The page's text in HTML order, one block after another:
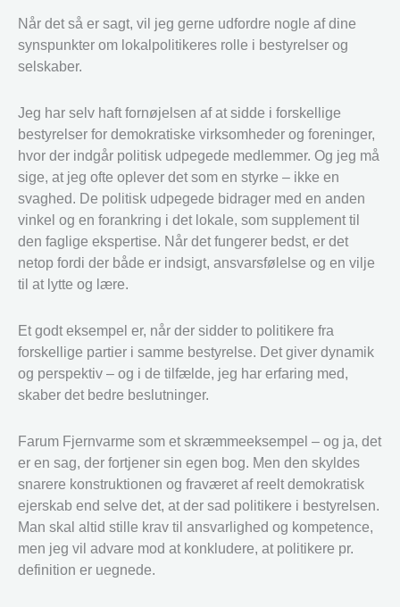
Når det så er sagt, vil jeg gerne udfordre nogle af dine
synspunkter om lokalpolitikeres rolle i bestyrelser og
selskaber.
Jeg har selv haft fornøjelsen af at sidde i forskellige
bestyrelser for demokratiske virksomheder og foreninger,
hvor der indgår politisk udpegede medlemmer. Og jeg må
sige, at jeg ofte oplever det som en styrke – ikke en
svaghed. De politisk udpegede bidrager med en anden
vinkel og en forankring i det lokale, som supplement til
den faglige ekspertise. Når det fungerer bedst, er det
netop fordi der både er indsigt, ansvarsfølelse og en vilje
til at lytte og lære.
Et godt eksempel er, når der sidder to politikere fra
forskellige partier i samme bestyrelse. Det giver dynamik
og perspektiv – og i de tilfælde, jeg har erfaring med,
skaber det bedre beslutninger.
Farum Fjernvarme som et skræmmeeksempel – og ja, det
er en sag, der fortjener sin egen bog. Men den skyldes
snarere konstruktionen og fraværet af reelt demokratisk
ejerskab end selve det, at der sad politikere i bestyrelsen.
Man skal altid stille krav til ansvarlighed og kompetence,
men jeg vil advare mod at konkludere, at politikere pr.
definition er uegnede.